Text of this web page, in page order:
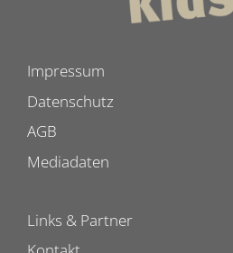
Impressum
Datenschutz
AGB
Mediadaten
Links & Partner